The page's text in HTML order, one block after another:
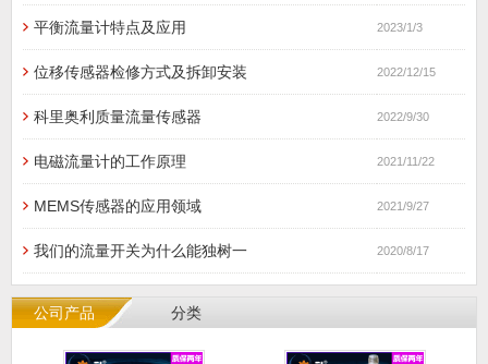
平衡流量计特点及应用 2023/1/3
位移传感器检修方式及拆卸安装 2022/12/15
科里奥利质量流量传感器 2022/9/30
电磁流量计的工作原理 2021/11/22
MEMS传感器的应用领域 2021/9/27
我们的流量开关为什么能独树一 2020/8/17
公司产品 分类